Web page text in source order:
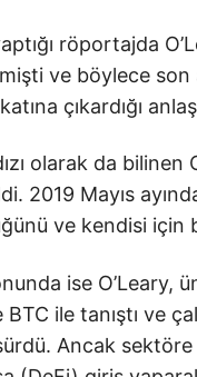
röportajda
ve böylece
çıkardığı
olarak da
2019 Mayıs
ve kendisi için
ise
BTC ile tanıştı ve
Ancak sektöre